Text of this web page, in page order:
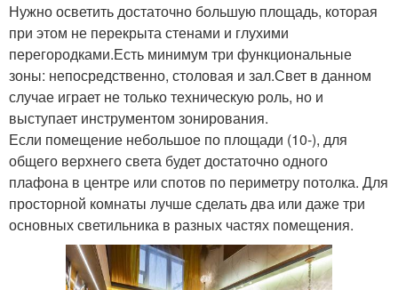
Нужно осветить достаточно большую площадь, которая
при этом не перекрыта стенами и глухими
перегородками.Есть минимум три функциональные
зоны: непосредственно, столовая и зал.Свет в данном
случае играет не только техническую роль, но и
выступает инструментом зонирования.
Если помещение небольшое по площади (10-), для
общего верхнего света будет достаточно одного
плафона в центре или спотов по периметру потолка. Для
просторной комнаты лучше сделать два или даже три
основных светильника в разных частях помещения.